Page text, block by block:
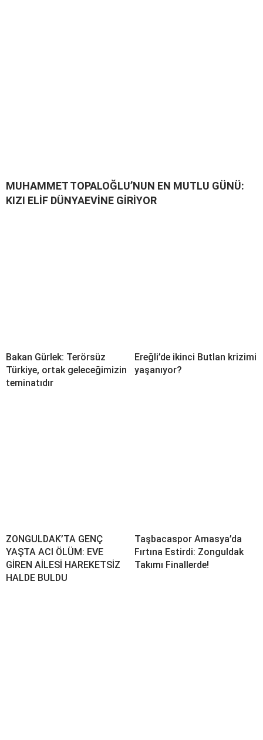
MUHAMMET TOPALOĞLU’NUN EN MUTLU GÜNÜ:
KIZI ELİF DÜNYAEVİNE GİRİYOR
Bakan Gürlek: Terörsüz
Türkiye, ortak geleceğimizin
teminatıdır
Ereğli’de ikinci Butlan krizimi
yaşanıyor?
ZONGULDAK’TA GENÇ
YAŞTA ACI ÖLÜM: EVE
GİREN AİLESİ HAREKETSİZ
HALDE BULDU
Taşbacaspor Amasya’da
Fırtına Estirdi: Zonguldak
Takımı Finallerde!